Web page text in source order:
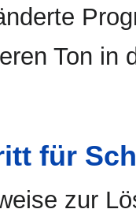
Ton in
für
zur